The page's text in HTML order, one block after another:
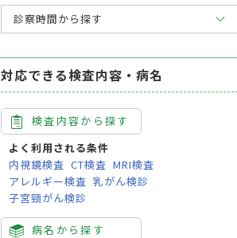
診察時間から探す
対応できる検査内容・病名
検査内容から探す
よく利用される条件
内視鏡検査 CT検査 MRI検査
アレルギー検査 乳がん検診
子宮頸がん検診
病名から探す